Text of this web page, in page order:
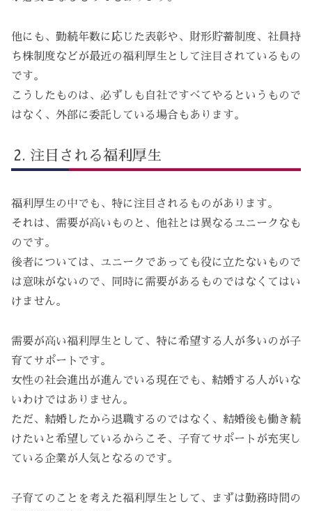
他にも、勤続年数に応じた表彰や、財形貯蓄制度、社員持
ち株制度などが最近の福利厚生として注目されているもの
です。
こうしたものは、必ずしも自社ですべてやるというもので
はなく、外部に委託している場合もあります。
注目される福利厚生
福利厚生の中でも、特に注目されるものがあります。
それは、需要が高いものと、他社とは異なるユニークなも
のです。
後者については、ユニークであっても役に立たないもので
は意味がないので、同時に需要があるものではなくてはい
けません。
需要が高い福利厚生として、特に希望する人が多いのが子
育てサポートです。
女性の社会進出が進んでいる現在でも、結婚する人がいな
いわけではありません。
ただ、結婚したから退職するのではなく、結婚後も働き続
けたいと希望しているからこそ、子育てサポートが充実し
ている企業が人気となるのです。
子育てのことを考えた福利厚生として、まずは勤務時間の